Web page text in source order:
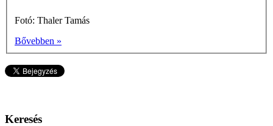
Fotó: Thaler Tamás
Bővebben »
Keresés